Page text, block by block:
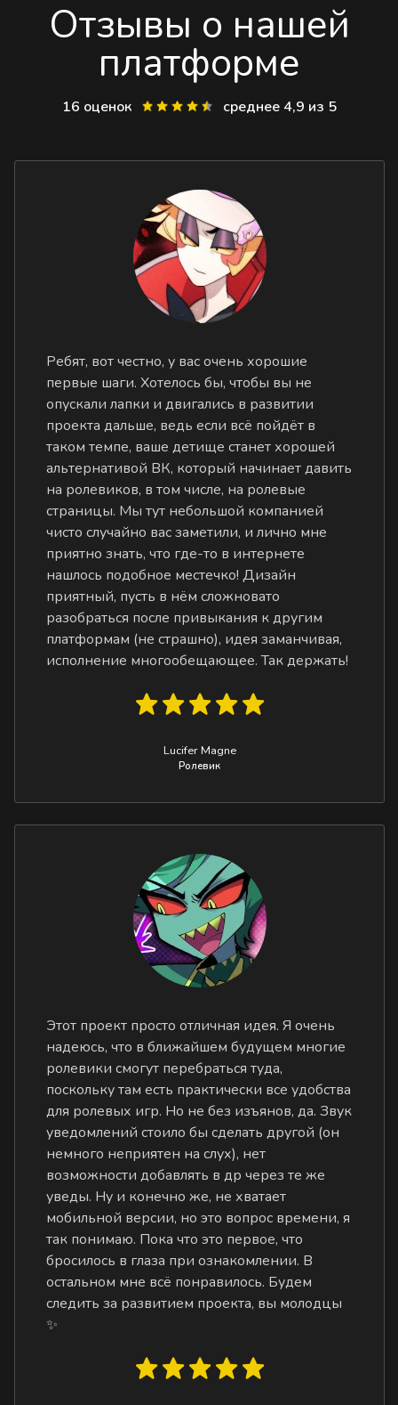
Отзывы о нашей
платформе
16 оценок среднее 4,9 из 5
Ребят, вот честно, у вас очень хорошие
первые шаги. Хотелось бы, чтобы вы не
опускали лапки и двигались в развитии
проекта дальше, ведь если всё пойдёт в
таком темпе, ваше детище станет хорошей
альтернативой ВК, который начинает давить
на ролевиков, в том числе, на ролевые
страницы. Мы тут небольшой компанией
чисто случайно вас заметили, и лично мне
приятно знать, что где-то в интернете
нашлось подобное местечко! Дизайн
приятный, пусть в нём сложновато
разобраться после привыкания к другим
платформам (не страшно), идея заманчивая,
исполнение многообещающее. Так держать!
Lucifer Magne
Ролевик
Этот проект просто отличная идея. Я очень
надеюсь, что в ближайшем будущем многие
ролевики смогут перебраться туда,
поскольку там есть практически все удобства
для ролевых игр. Но не без изъянов, да. Звук
уведомлений стоило бы сделать другой (он
немного неприятен на слух), нет
возможности добавлять в др через те же
уведы. Ну и конечно же, не хватает
мобильной версии, но это вопрос времени, я
так понимаю. Пока что это первое, что
бросилось в глаза при ознакомлении. В
остальном мне всё понравилось. Будем
следить за развитием проекта, вы молодцы
✨